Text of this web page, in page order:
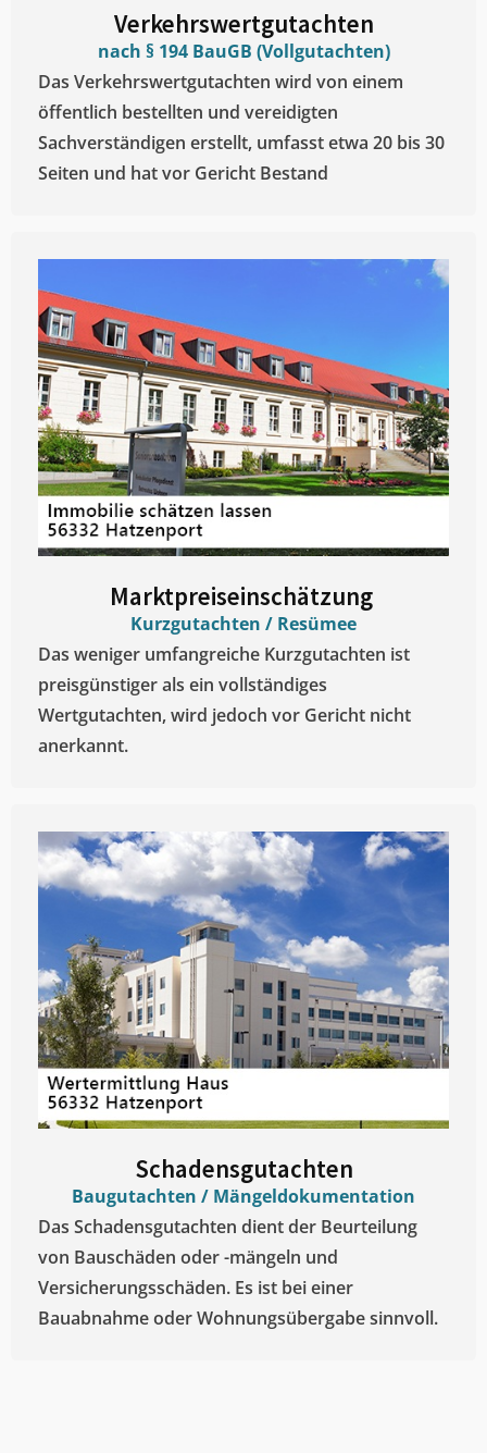
Verkehrswertgutachten
nach § 194 BauGB (Vollgutachten)
Das Verkehrswertgutachten wird von einem
öffentlich bestellten und vereidigten
Sachverständigen erstellt, umfasst etwa 20 bis 30
Seiten und hat vor Gericht Bestand
Marktpreiseinschätzung ​
Kurzgutachten / Resümee
Das weniger umfangreiche Kurzgutachten ist
preisgünstiger als ein vollständiges
Wertgutachten, wird jedoch vor Gericht nicht
anerkannt.
Schadensgutachten
Baugutachten / Mängeldokumentation
Das Schadensgutachten dient der Beurteilung
von Bauschäden oder -mängeln und
Versicherungsschäden. Es ist bei einer
Bauabnahme oder Wohnungsübergabe sinnvoll.